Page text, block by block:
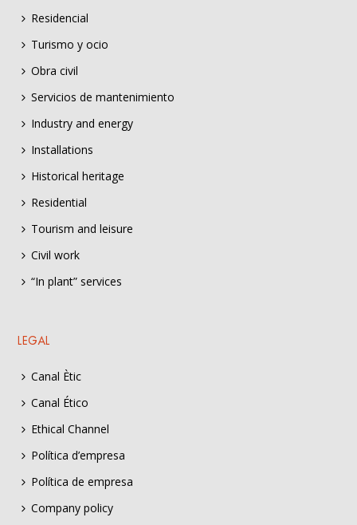
Residencial
Turismo y ocio
Obra civil
Servicios de mantenimiento
Industry and energy
Installations
Historical heritage
Residential
Tourism and leisure
Civil work
“In plant” services
LEGAL
Canal Ètic
Canal Ético
Ethical Channel
Política d’empresa
Política de empresa
Company policy